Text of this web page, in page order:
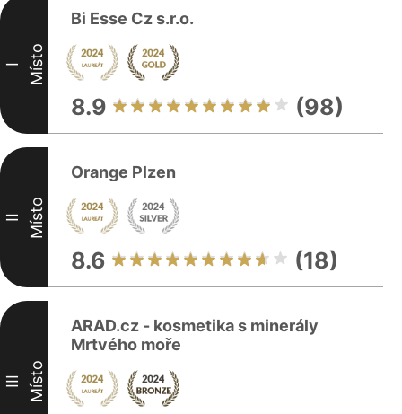
I Místo
Bi Esse Cz s.r.o.
8.9 (98)
II Místo
Orange Plzen
8.6 (18)
III Místo
ARAD.cz - kosmetika s minerály
Mrtvého moře